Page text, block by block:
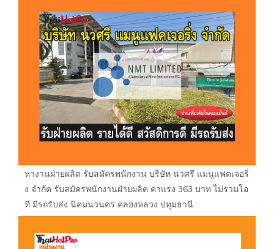
หางานฝ่ายผลิต รับสมัครพนักงาน บริษัท นวศรี แมนูแฟคเจอริ่
ง จำกัด รับสมัครพนักงานฝ่ายผลิต ค่าแรง 363 บาท ไม่รวมโอ
ที มีรถรับส่ง นิคมนวนคร คลองหลวง ปทุมธานี